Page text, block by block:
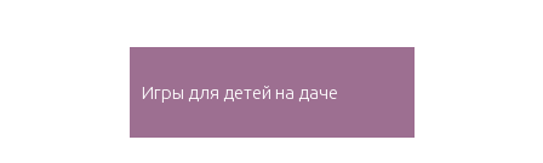
Игры для детей на даче